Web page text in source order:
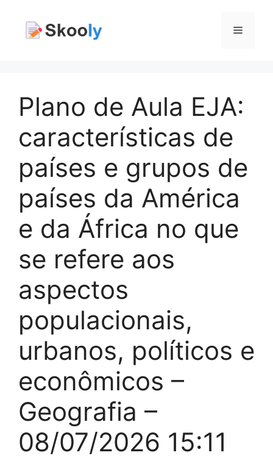
Menu
Plano de Aula EJA:
características de
países e grupos de
países da América
e da África no que
se refere aos
aspectos
populacionais,
urbanos, políticos e
econômicos –
Geografia –
08/07/2026 15:11